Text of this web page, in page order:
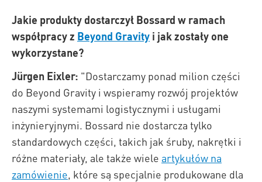
Jakie produkty dostarczył Bossard w ramach
współpracy z Beyond Gravity i jak zostały one
wykorzystane?
Jürgen Eixler: "Dostarczamy ponad milion części
do Beyond Gravity i wspieramy rozwój projektów
naszymi systemami logistycznymi i usługami
inżynieryjnymi. Bossard nie dostarcza tylko
standardowych części, takich jak śruby, nakrętki i
różne materiały, ale także wiele artykułów na
zamówienie, które są specjalnie produkowane dla